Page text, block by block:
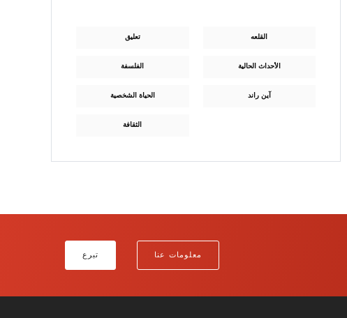
تعليق القلعه
الفلسفة الأحداث الحالية
الحياة الشخصية آين راند
الثقافة
معلومات عنا تبرع